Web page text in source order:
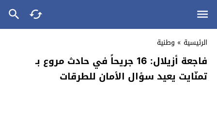
الرئيسية » وطنية
فاجعة أزيلال: 16 جريحاً في حادث مروع بـ
تمنّايت يعيد سؤال الأمان للطرقات